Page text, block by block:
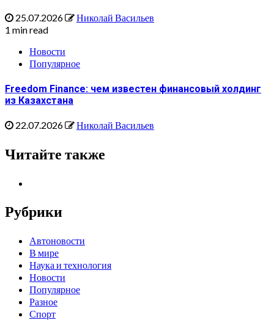
25.07.2026
Николай Васильев
1 min read
Новости
Популярное
Freedom Finance: чем известен финансовый холдинг
из Казахстана
22.07.2026 Николай Васильев
Читайте также
Рубрики
Автоновости
В мире
Наука и технология
Новости
Популярное
Разное
Спорт